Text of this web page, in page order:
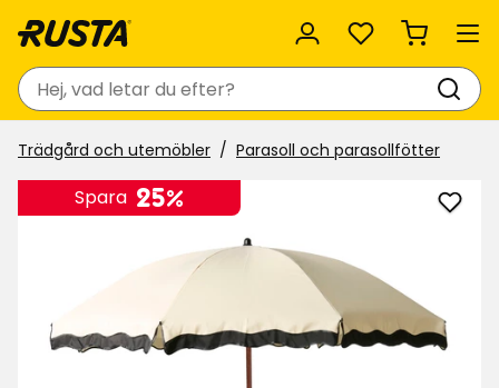
Favoriter
Sök
Trädgård och utemöbler Parasoll och parasollfötter
Spara 25%
Lägg